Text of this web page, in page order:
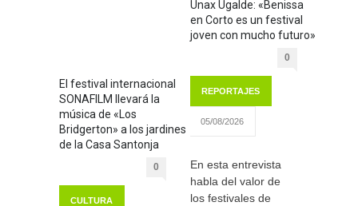
El festival internacional
SONAFILM llevará la
música de «Los
Bridgerton» a los jardines
de la Casa Santonja
0
CULTURA
Unax Ugalde: «Benissa
en Corto es un festival
joven con mucho futuro»
0
REPORTAJES
05/08/2026
En esta entrevista
habla del valor de
los festivales de